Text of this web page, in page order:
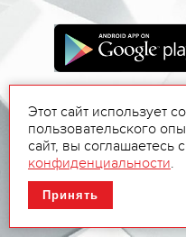
Этот сайт использует
пользовательского
сайт, вы соглашаетесь
конфиденциальности.
Принять